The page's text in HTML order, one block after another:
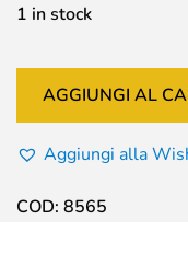
1 in stock
AGGIUNGI AL
Aggiungi alla
COD: 8565